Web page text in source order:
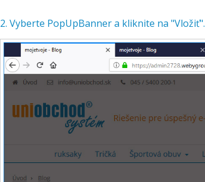
2. Vyberte PopUpBanner a kliknite na "Vložiť".